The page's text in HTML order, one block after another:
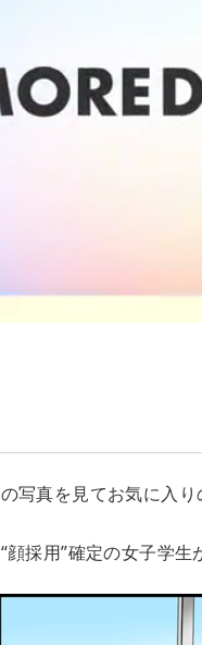
写真を見てお気に入
顔採用”確定の女子学